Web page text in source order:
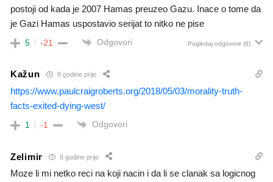
postoji od kada je 2007 Hamas preuzeo Gazu. Inace o tome da
je Gazi Hamas uspostavio serijat to nitko ne pise
5 -21 Odgovori Pogledaj odgovore (6)
Kažun 8 godine prije
https://www.paulcraigroberts.org/2018/05/03/morality-truth-
facts-exited-dying-west/
1 -1 Odgovori
Zelimir 8 godine prije
Moze li mi netko reci na koji nacin i da li se clanak sa logicnog